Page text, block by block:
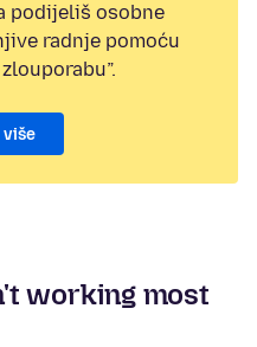
podijeliš osobne
radnje pomoću
više
working most